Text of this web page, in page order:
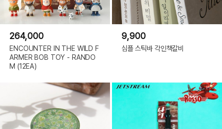
264,000
ENCOUNTER IN THE WILD F
ARMER BOB TOY - RANDO
M (12EA)
9,900
심플 스틱바 각인책갈비